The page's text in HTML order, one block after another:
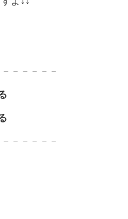
－－－－－
－－－－－